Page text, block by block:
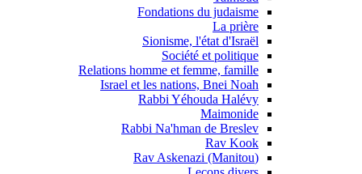
Fondations du judaisme
La prière
Sionisme, l'état d'Israël
Société et politique
Relations homme et femme, famille
Israel et les nations, Bnei Noah
Rabbi Yéhouda Halévy
Maimonide
Rabbi Na'hman de Breslev
Rav Kook
(Rav Askenazi (Manitou